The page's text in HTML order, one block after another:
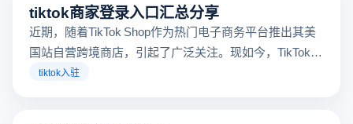
tiktok商家登录入口汇总分享
近期，随着TikTok Shop作为热门电子商务平台推出其美
国站自营跨境商店，引起了广泛关注。现如今，TikTok商
店已覆盖美国、英国及东南亚地区，因此了解官方网站
tiktok入驻